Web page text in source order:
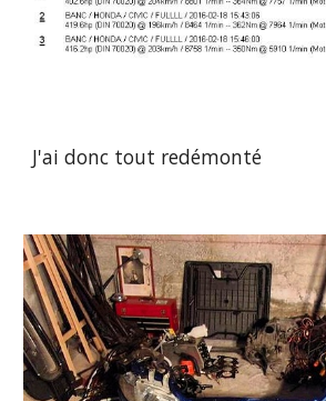
J'ai donc tout redémonté